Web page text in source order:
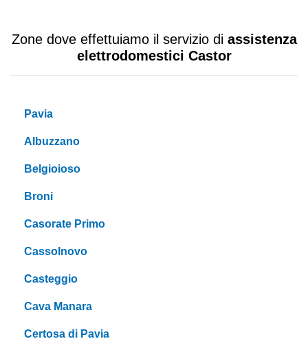
Zone dove effettuiamo il servizio di assistenza
elettrodomestici Castor
Pavia
Albuzzano
Belgioioso
Broni
Casorate Primo
Cassolnovo
Casteggio
Cava Manara
Certosa di Pavia